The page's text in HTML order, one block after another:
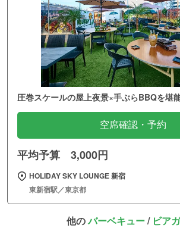
圧巻スケールの屋上夜景×手ぶらBBQを堪
空席確認・予約
平均予算 3,000円
HOLIDAY SKY LOUNGE 新宿
東新宿駅／東京都
他のバーベキュー/ ビア